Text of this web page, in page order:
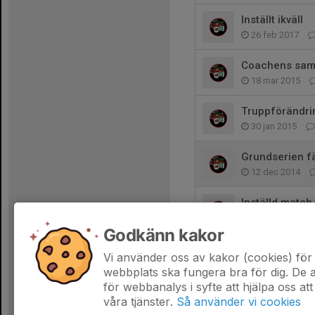
Inställt ikväll
26 feb 2017
Coachens
18 mar 2015
30 jan 2015
Grundserien
12 dec 2014
Inställd match
31 okt 2014
Godkänn kakor
Vi använder oss av kakor (cookies)
webbplats ska fungera bra för dig. De
för webbanalys i syfte att hjälpa oss
våra tjänster. Så använder vi cookies